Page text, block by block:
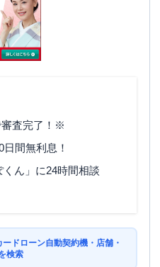
審査完了！※
間無利息！
ん」に24時間相談
ドローン自動契約機・店舗・
検索